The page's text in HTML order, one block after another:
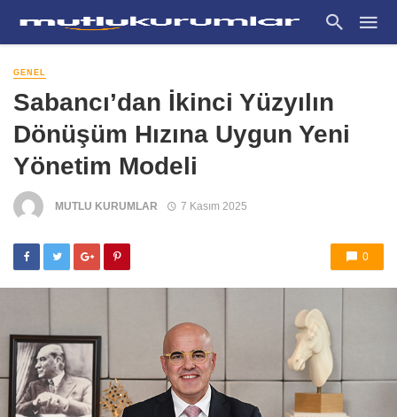
GENEL
Sabancı’dan İkinci Yüzyılın
Dönüşüm Hızına Uygun Yeni
Yönetim Modeli
MUTLU KURUMLAR 7 Kasım 2025
0